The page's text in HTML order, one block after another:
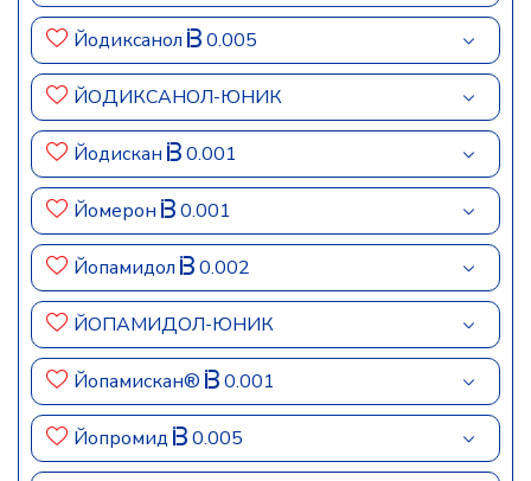
Йодиксанол 0.005
ЙОДИКСАНОЛ-ЮНИК
Йодискан 0.001
Йомерон 0.001
Йопамидол 0.002
ЙОПАМИДОЛ-ЮНИК
Йопамискан® 0.001
Йопромид 0.005